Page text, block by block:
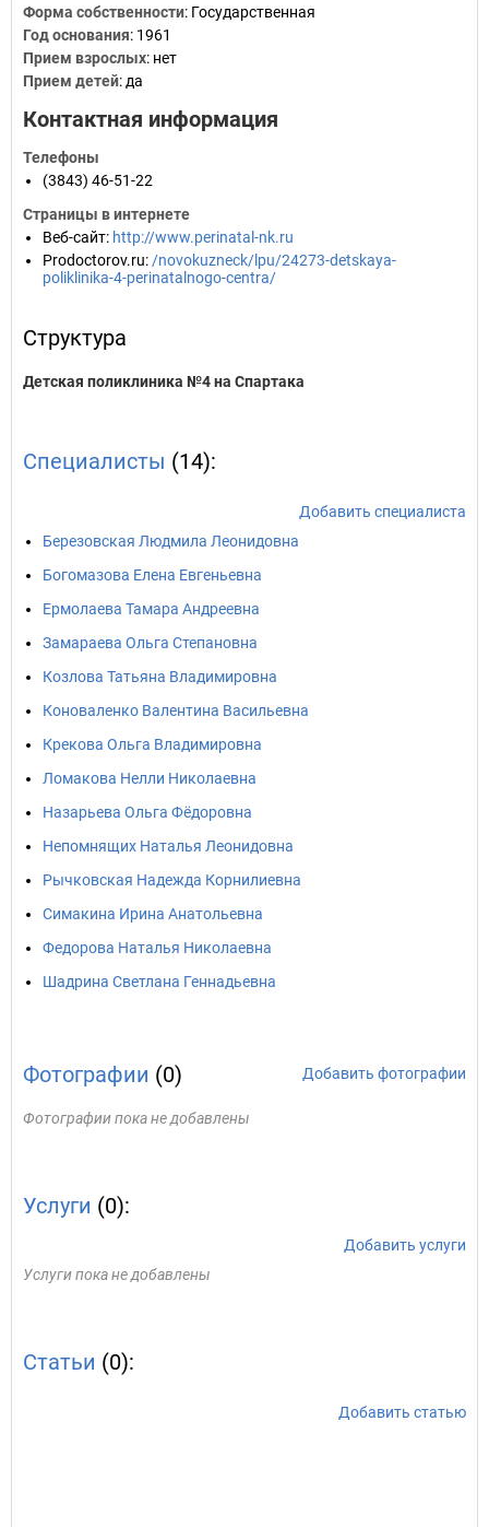
Форма собственности: Государственная
Год основания: 1961
Прием взрослых: нет
Прием детей: да
Контактная информация
Телефоны
(3843) 46-51-22
Страницы в интернете
Веб-сайт: http://www.perinatal-nk.ru
Prodoctorov.ru: /novokuzneck/lpu/24273-detskaya-
poliklinika-4-perinatalnogo-centra/
Структура
Детская поликлиника №4 на Спартака
Специалисты (14):
Добавить специалиста
Березовская Людмила Леонидовна
Богомазова Елена Евгеньевна
Ермолаева Тамара Андреевна
Замараева Ольга Степановна
Козлова Татьяна Владимировна
Коноваленко Валентина Васильевна
Крекова Ольга Владимировна
Ломакова Нелли Николаевна
Назарьева Ольга Фёдоровна
Непомнящих Наталья Леонидовна
Рычковская Надежда Корнилиевна
Симакина Ирина Анатольевна
Федорова Наталья Николаевна
Шадрина Светлана Геннадьевна
Фотографии (0) Добавить фотографии
Фотографии пока не добавлены
Услуги (0):
Добавить услуги
Услуги пока не добавлены
Статьи (0):
Добавить статью